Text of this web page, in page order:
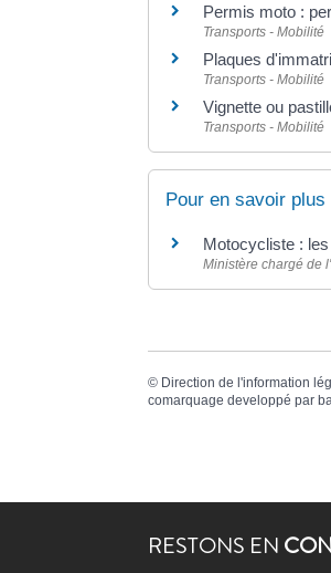
Permis moto :
Transports - Mobilité
Plaques
Transports - Mobilité
Vignette ou
Transports - Mobilité
Pour en savoir plus
Motocycliste :
Ministère chargé de
© Direction de l'information
comarquage developpé par
RESTONS EN